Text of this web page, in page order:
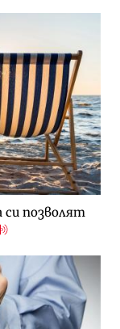
си позволят